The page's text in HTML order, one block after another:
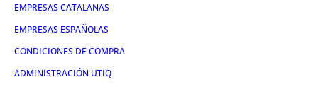
EMPRESAS CATALANAS
EMPRESAS ESPAÑOLAS
CONDICIONES DE COMPRA
ADMINISTRACIÓN UTIQ